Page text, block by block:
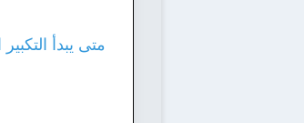
متى يبدأ